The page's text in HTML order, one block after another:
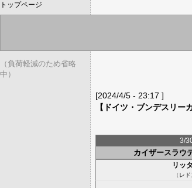
トップページ
（負荷軽減のため省略
中）
[2024/4/5 - 23:17 ]
【ドイツ・ブンデスリー
3/
カイザースラウ
リッ
（レド